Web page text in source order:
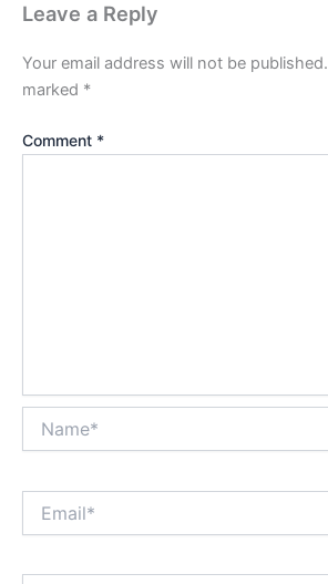
Leave a Reply
Your email address will not be published.
marked *
Comment *